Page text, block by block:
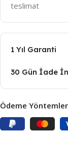
teslimat
1 Yıl Garanti
30 Gün İade
Ödeme